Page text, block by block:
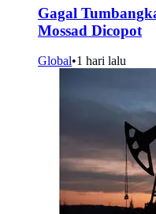
Gagal
Mossad Dicopot
Global•1 hari lalu